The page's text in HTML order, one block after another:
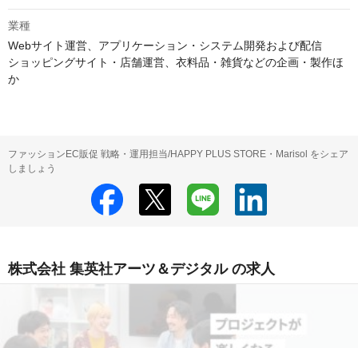
業種
Webサイト運営、アプリケーション・システム開発および配信
ショッピングサイト・店舗運営、衣料品・雑貨などの企画・製作ほ
か
ファッションEC販促 戦略・運用担当/HAPPY PLUS STORE・Marisol をシェア
しましょう
株式会社 集英社アーツ＆デジタル の求人